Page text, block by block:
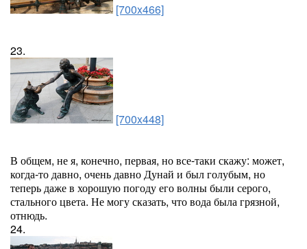
[700x466]
23.
[700x448]
В общем, не я, конечно, первая, но все-таки скажу: может,
когда-то давно, очень давно Дунай и был голубым, но
теперь даже в хорошую погоду его волны были серого,
стального цвета. Не могу сказать, что вода была грязной,
отнюдь.
24.